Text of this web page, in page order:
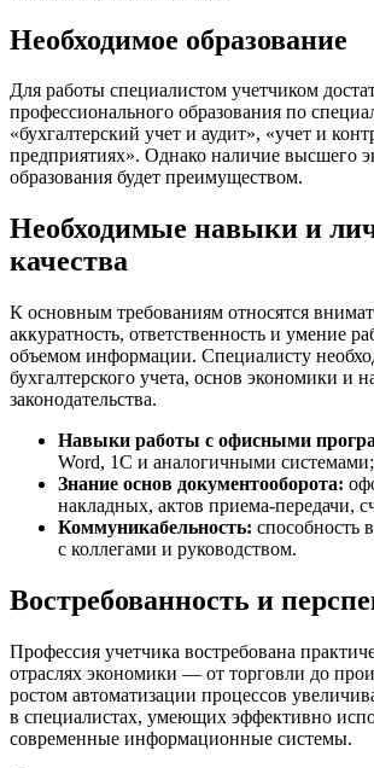
Необходимое образование
Для работы специалистом учетчиком
профессионального образования по
«бухгалтерский учет и аудит», «учет и
предприятиях». Однако наличие высшего
образования будет преимуществом.
Необходимые навыки и
качества
К основным требованиям относятся
аккуратность, ответственность и умение
объемом информации. Специалисту
бухгалтерского учета, основ экономики и
законодательства.
Навыки работы с офисными
Word, 1C и аналогичными системами;
Знание основ документооборота:
накладных, актов приема-передачи,
Коммуникабельность: способность
с коллегами и руководством.
Востребованность и
Профессия учетчика востребована
отраслях экономики — от торговли до
ростом автоматизации процессов
в специалистах, умеющих эффективно
современные информационные системы.